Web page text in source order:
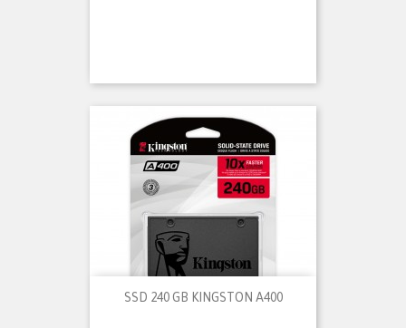
SSD 240 GB KINGSTON A400